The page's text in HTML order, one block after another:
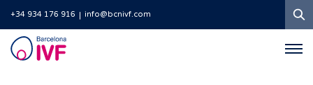
+34 934 176 916 info@bcnivf.com
Barcelona
IVF